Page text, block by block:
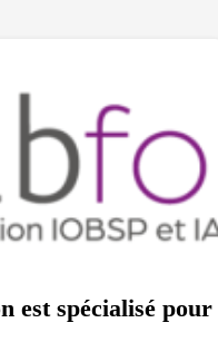
est spécialisé pour